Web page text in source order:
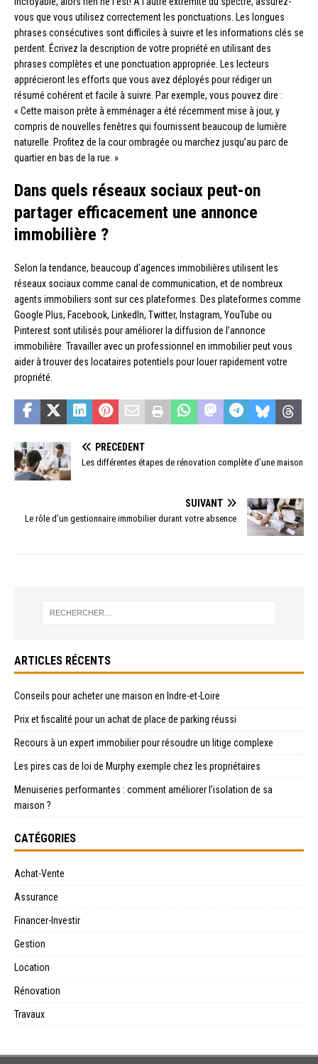
vous que vous utilisez correctement les ponctuations. Les longues
phrases consécutives sont difficiles à suivre et les informations clés se
perdent. Écrivez la description de votre propriété en utilisant des
phrases complètes et une ponctuation appropriée. Les lecteurs
apprécieront les efforts que vous avez déployés pour rédiger un
résumé cohérent et facile à suivre. Par exemple, vous pouvez dire :
« Cette maison prête à emménager a été récemment mise à jour, y
compris de nouvelles fenêtres qui fournissent beaucoup de lumière
naturelle. Profitez de la cour ombragée ou marchez jusqu’au parc de
quartier en bas de la rue. »
Dans quels réseaux sociaux peut-on
partager efficacement une annonce
immobilière ?
Selon la tendance, beaucoup d’agences immobilières utilisent les
réseaux sociaux comme canal de communication, et de nombreux
agents immobiliers sont sur ces plateformes. Des plateformes comme
Google Plus, Facebook, LinkedIn, Twitter, Instagram, YouTube ou
Pinterest sont utilisés pour améliorer la diffusion de l’annonce
immobilière. Travailler avec un professionnel en immobilier peut vous
aider à trouver des locataires potentiels pour louer rapidement votre
propriété.
PRÉCÉDENT
Les différentes étapes de rénovation complète d’une maison
SUIVANT
Le rôle d’un gestionnaire immobilier durant votre absence
ARTICLES RÉCENTS
Conseils pour acheter une maison en Indre-et-Loire
Prix et fiscalité pour un achat de place de parking réussi
Recours à un expert immobilier pour résoudre un litige complexe
Les pires cas de loi de Murphy exemple chez les propriétaires
Menuiseries performantes : comment améliorer l’isolation de sa
maison ?
CATÉGORIES
Achat-Vente
Assurance
Financer-Investir
Gestion
Location
Rénovation
Travaux